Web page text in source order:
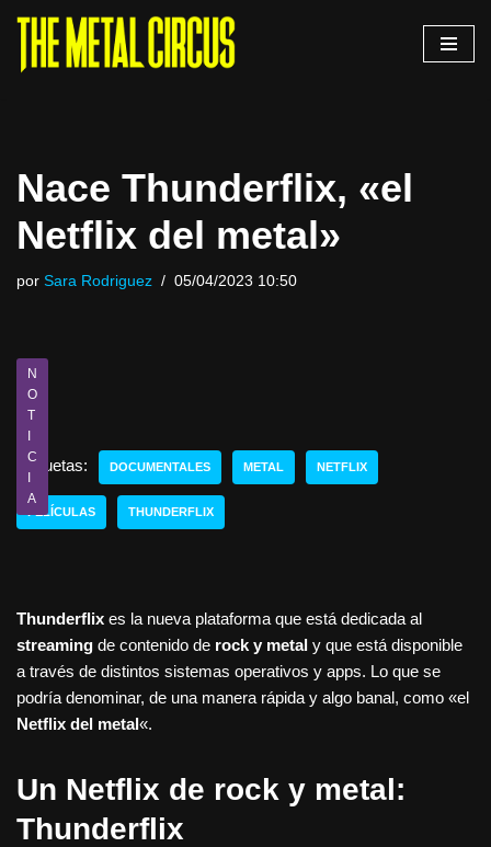
Saltar
Nace Thunderflix, «el
Netflix del metal»
por Sara Rodriguez 05/04/2023 10:50
N
O
T
I
C
I
A
Etiquetas: DOCUMENTALES METAL NETFLIX
PELÍCULAS THUNDERFLIX
Thunderflix es la nueva plataforma que está dedicada al
streaming de contenido de rock y metal y que está disponible
a través de distintos sistemas operativos y apps. Lo que se
podría denominar, de una manera rápida y algo banal, como «el
Netflix del metal«.
Un Netflix de rock y metal:
Thunderflix